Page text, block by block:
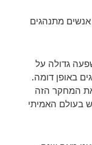
אנשים מתנהגים
גדולה על
באופן דומה.
המחקר הזה
בעולם האמיתי